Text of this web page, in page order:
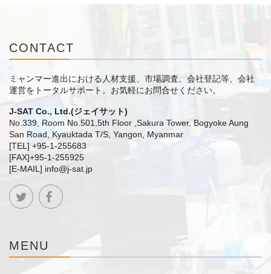
CONTACT
ミャンマー進出における人材支援、市場調査、会社登記等、会社
運営をトータルサポート。 お気軽にお問合せください。
J-SAT Co., Ltd.(ジェイサット)
No.339, Room No.501,5th Floor ,Sakura Tower, Bogyoke Aung
San Road, Kyauktada T/S, Yangon, Myanmar
[TEL] +95-1-255683
[FAX]+95-1-255925
[E-MAIL] info@j-sat.jp
MENU